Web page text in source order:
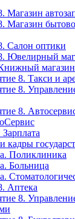
Магазин
Магазин
Салон оптики
Ювелирный
магазин
8. Такси и
8.
8.
кадры
Поликлиника
Больница
Аптека
8.